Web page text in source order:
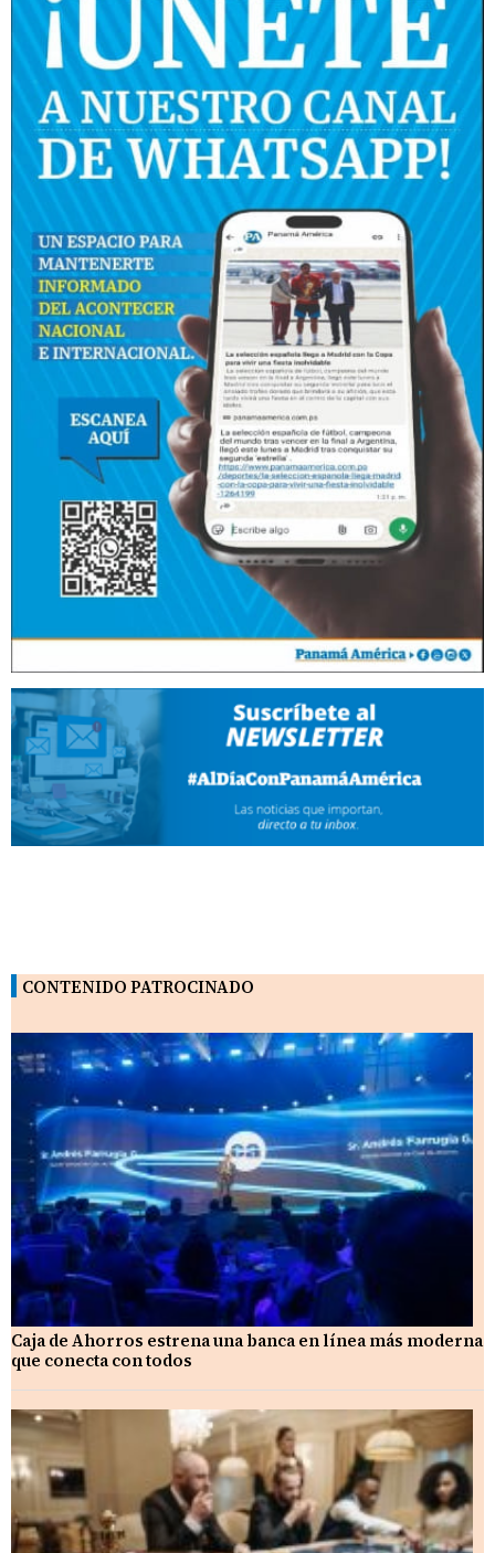
CONTENIDO PATROCINADO
Caja de Ahorros estrena una banca en línea más moderna
que conecta con todos